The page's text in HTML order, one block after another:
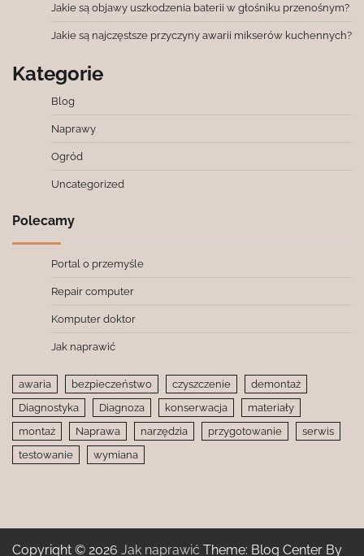
Jakie są objawy uszkodzenia baterii w głośniku przenośnym?
Jakie są najczęstsze przyczyny awarii mikserów kuchennych?
Kategorie
Blog
Naprawy
Ogród
Uncategorized
Polecamy
Portal o przemyśle
Repair computer
Komputer doktor
Jak naprawić
awaria bezpieczeństwo czyszczenie
demontaż
Diagnostyka
Diagnoza konserwacja
materiały
montaż
Naprawa narzędzia przygotowanie
serwis
testowanie
wymiana
Copyright © 2026 Jak naprawić Theme: Blog Center By